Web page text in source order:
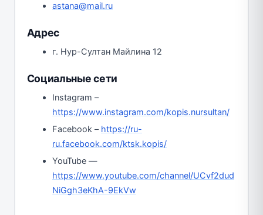
astana@mail.ru
Адрес
г. Нур-Султан Майлина 12
Социальные сети
Instagram –
https://www.instagram.com/kopis.nursultan/
Facebook – https://ru-
ru.facebook.com/ktsk.kopis/
YouTube —
https://www.youtube.com/channel/UCvf2dud
NiGgh3eKhA-9EkVw